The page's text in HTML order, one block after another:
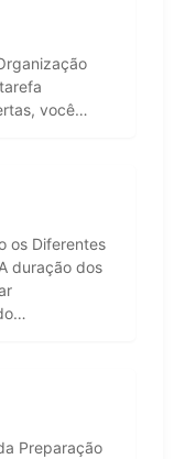
você…
os Diferentes
duração dos
Preparação